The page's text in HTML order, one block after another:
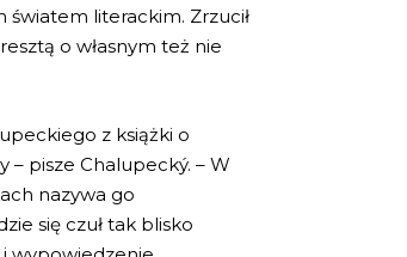
światem literackim. Zrzucił
o własnym też nie
z książki o
– pisze Chalupecký. – W
nazywa go
się czuł tak blisko